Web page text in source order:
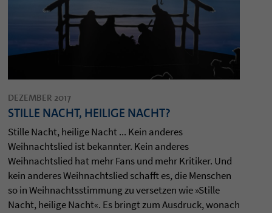
DEZEMBER 2017
STILLE NACHT, HEILIGE NACHT?
Stille Nacht, heilige Nacht ... Kein anderes
Weihnachtslied ist bekannter. Kein anderes
Weihnachtslied hat mehr Fans und mehr Kritiker. Und
kein anderes Weihnachtslied schafft es, die Menschen
so in Weihnachtsstimmung zu versetzen wie »Stille
Nacht, heilige Nacht«. Es bringt zum Ausdruck, wonach